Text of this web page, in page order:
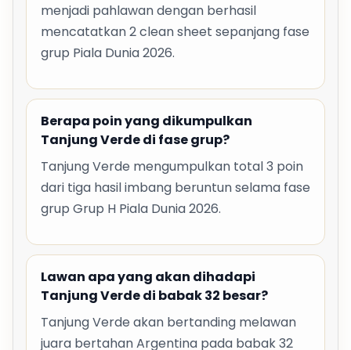
menjadi pahlawan dengan berhasil
mencatatkan 2 clean sheet sepanjang fase
grup Piala Dunia 2026.
Berapa poin yang dikumpulkan
Tanjung Verde di fase grup?
Tanjung Verde mengumpulkan total 3 poin
dari tiga hasil imbang beruntun selama fase
grup Grup H Piala Dunia 2026.
Lawan apa yang akan dihadapi
Tanjung Verde di babak 32 besar?
Tanjung Verde akan bertanding melawan
juara bertahan Argentina pada babak 32